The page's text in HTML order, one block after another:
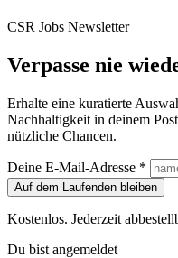
CSR Jobs Newsletter
Verpasse nie
Erhalte eine kuratierte
Nachhaltigkeit in deinem
nützliche Chancen.
Deine E-Mail-Adresse *
Auf dem Laufenden bleiben
Kostenlos. Jederzeit
Du bist angemeldet